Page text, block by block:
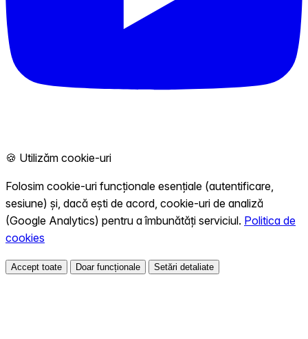
🍪 Utilizăm cookie-uri
Folosim cookie-uri funcționale esențiale (autentificare,
sesiune) și, dacă ești de acord, cookie-uri de analiză
(Google Analytics) pentru a îmbunătăți serviciul. Politica de
cookies
Accept toate Doar funcționale Setări detaliate